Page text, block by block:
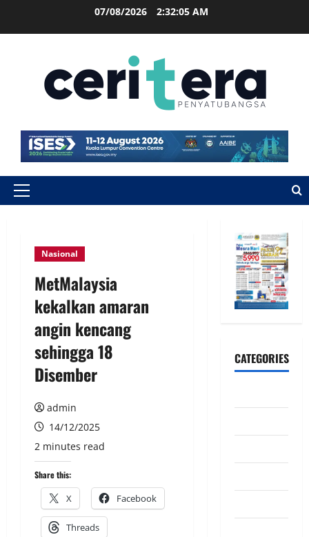
07/08/2026 2:32:06 AM
Nasional
MetMalaysia
kekalkan amaran
angin kencang
sehingga 18
Disember
admin
14/12/2025
2 minutes read
Share this:
X Facebook
Threads
CATEGORIES